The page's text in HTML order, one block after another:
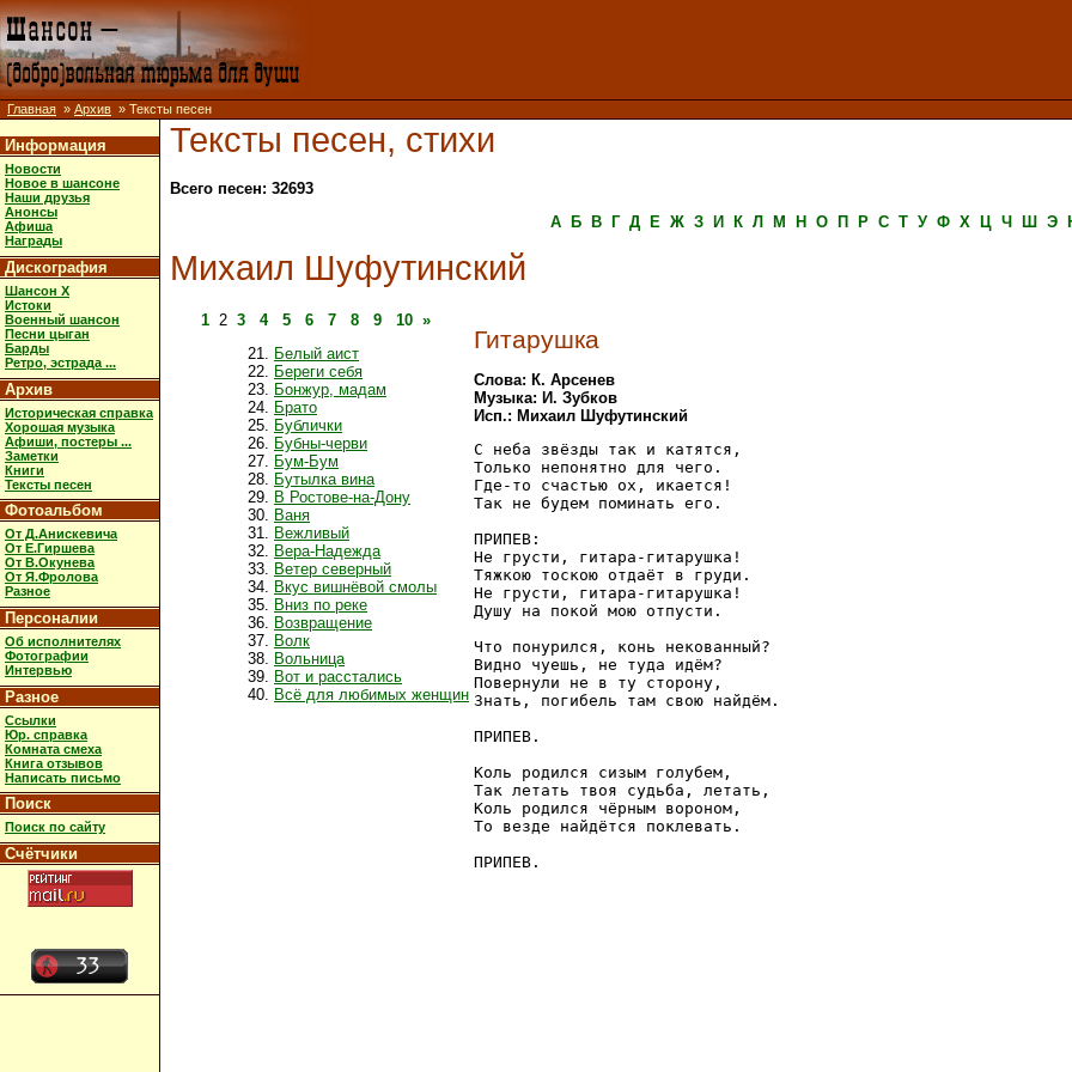
Главная » Архив » Тексты песен
Информация
Новости
Новое в шансоне
Наши друзья
Анонсы
Афиша
Награды
Дискография
Шансон X
Истоки
Военный шансон
Песни цыган
Барды
Ретро, эстрада ...
Архив
Историческая справка
Хорошая музыка
Афиши, постеры ...
Заметки
Книги
Тексты песен
Фотоальбом
От Д.Анискевича
От Е.Гиршева
От В.Окунева
От Я.Фролова
Разное
Персоналии
Об исполнителях
Фотографии
Интервью
Разное
Ссылки
Юр. справка
Комната смеха
Книга отзывов
Написать письмо
Поиск
Поиск по сайту
Счётчики
Тексты песен, стихи
Всего песен: 32693
А
Б В Г Д Е Ж З И К Л М Н О П Р С Т У Ф Х Ц Ч Ш Э
Михаил Шуфутинский
1 2 3 4 5 6 7 8 9 10 »
Белый аист
Береги себя
Бонжур, мадам
Брато
Бублички
Бубны-черви
Бум-Бум
Бутылка вина
В Ростове-на-Дону
Ваня
Вежливый
Вера-Надежда
Ветер северный
Вкус вишнёвой смолы
Вниз по реке
Возвращение
Волк
Вольница
Вот и расстались
Всё для любимых женщин
Гитарушка
Слова: К. Арсенев
Музыка: И. Зубков
Исп.: Михаил Шуфутинский
С неба звёзды так и катятся,
Только непонятно для чего.
Где-то счастью ох, икается!
Так не будем поминать его.
ПРИПЕВ:
Не грусти, гитара-гитарушка!
Тяжкою тоскою отдаёт в груди.
Не грусти, гитара-гитарушка!
Душу на покой мою отпусти.
Что понурился, конь некованный?
Видно чуешь, не туда идём?
Повернули не в ту сторону,
Знать, погибель там свою найдём.
ПРИПЕВ.
Коль родился сизым голубем,
Так летать твоя судьба, летать,
Коль родился чёрным вороном,
То везде найдётся поклевать.